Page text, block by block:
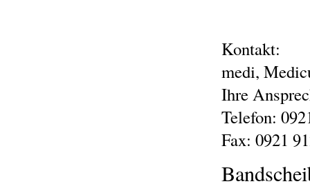
Kontakt:
medi,
Ihre
Telefon:
Fax: 0921